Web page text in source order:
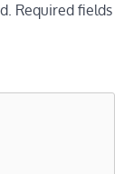
Required fields